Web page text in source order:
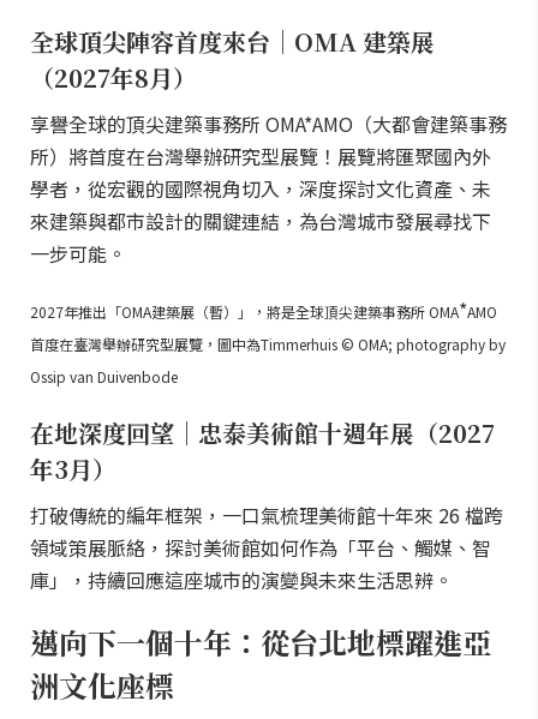
全球頂尖陣容首度來台｜OMA 建築展
（2027年8月）
享譽全球的頂尖建築事務所 OMA*AMO（大都會建築事務
所）將首度在台灣舉辦研究型展覽！展覽將匯聚國內外
學者，從宏觀的國際視角切入，深度探討文化資產、未
來建築與都市設計的關鍵連結，為台灣城市發展尋找下
一步可能。
2027年推出「OMA建築展（暫）」，將是全球頂尖建築事務所 OMA*AMO
首度在臺灣舉辦研究型展覽，圖中為Timmerhuis © OMA; photography by
Ossip van Duivenbode
在地深度回望｜忠泰美術館十週年展（2027
年3月）
打破傳統的編年框架，一口氣梳理美術館十年來 26 檔跨
領域策展脈絡，探討美術館如何作為「平台、觸媒、智
庫」，持續回應這座城市的演變與未來生活思辨。
邁向下一個十年：從台北地標躍進亞
洲文化座標